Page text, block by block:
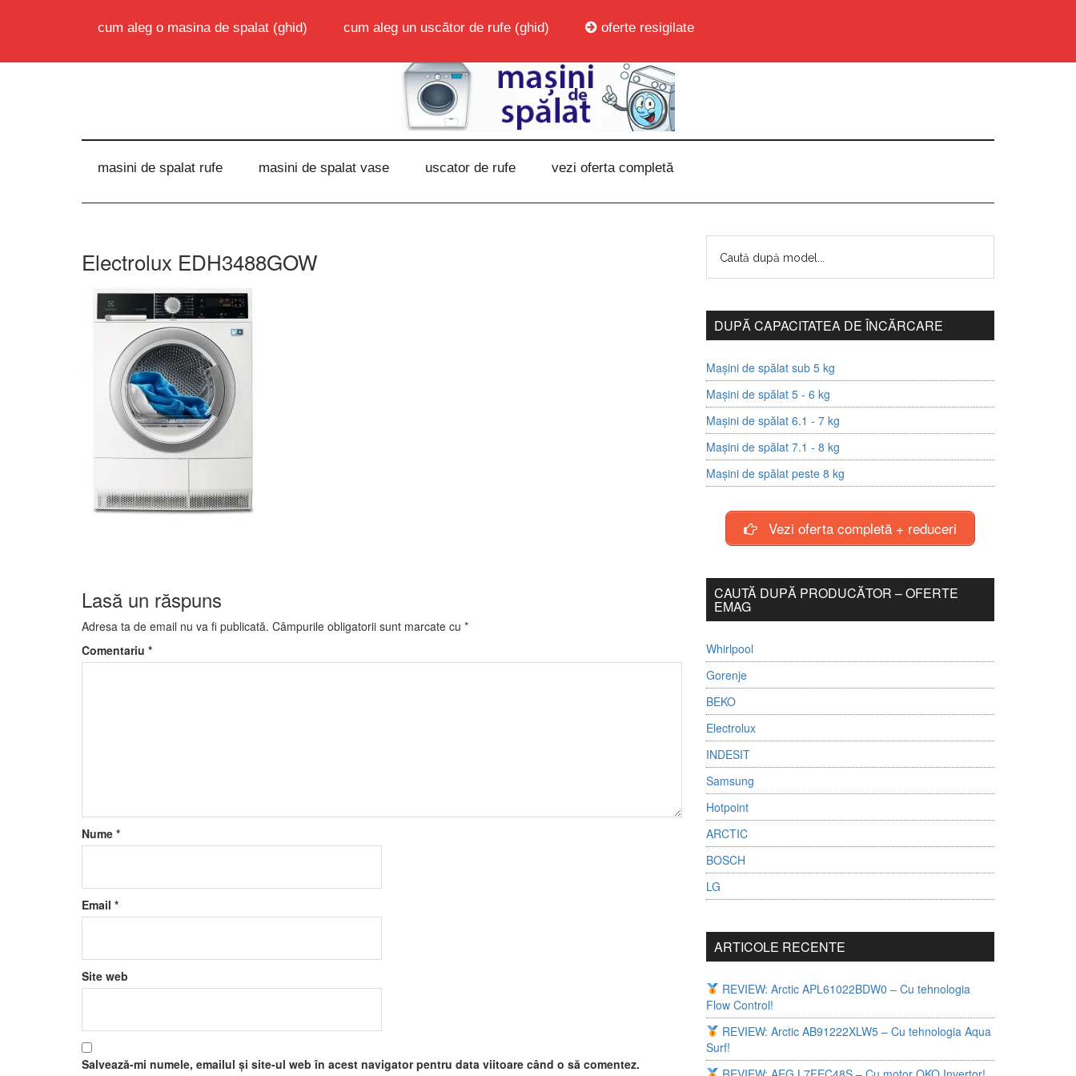
cum aleg o masina de spalat (ghid) cum aleg un uscător de rufe (ghid) oferte resigilate
masini de spalat rufe masini de spalat vase uscator de rufe vezi oferta completă
Electrolux EDH3488GOW
Lasă un răspuns
Adresa ta de email nu va fi publicată. Câmpurile obligatorii sunt marcate cu *
Comentariu *
Nume *
Email *
Site web
Salvează-mi numele, emailul și site-ul web în acest navigator pentru data viitoare când o să comentez.
DUPĂ CAPACITATEA DE ÎNCĂRCARE
Mașini de spălat sub 5 kg
Mașini de spălat 5 - 6 kg
Mașini de spălat 6.1 - 7 kg
Mașini de spălat 7.1 - 8 kg
Mașini de spălat peste 8 kg
Vezi oferta completă + reduceri
CAUTĂ DUPĂ PRODUCĂTOR – OFERTE
EMAG
Whirlpool
Gorenje
BEKO
Electrolux
INDESIT
Samsung
Hotpoint
ARCTIC
BOSCH
LG
ARTICOLE RECENTE
REVIEW: Arctic APL61022BDW0 – Cu tehnologia
Flow Control!
REVIEW: Arctic AB91222XLW5 – Cu tehnologia Aqua
Surf!